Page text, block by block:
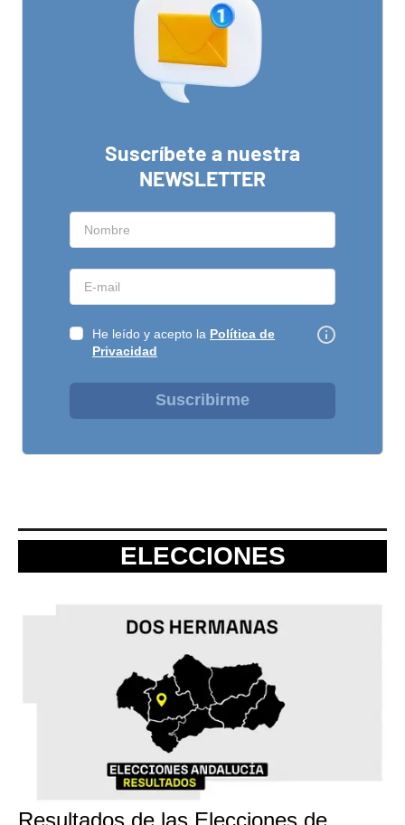
Suscríbete a nuestra
NEWSLETTER
He leído y acepto la Política de
Privacidad
Suscribirme
ELECCIONES
Resultados de las Elecciones de